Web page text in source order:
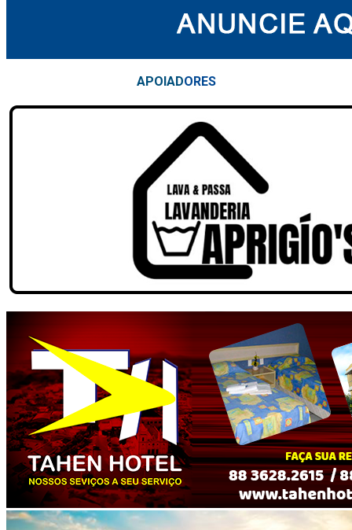
APOIADORES